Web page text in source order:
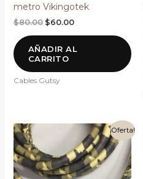
metro Vikingotek
$80.00 $60.00
AÑADIR AL
CARRITO
Cables Gutsy
¡Oferta!
original
era:
$100.00.
precio
actual
es:
$80.00.